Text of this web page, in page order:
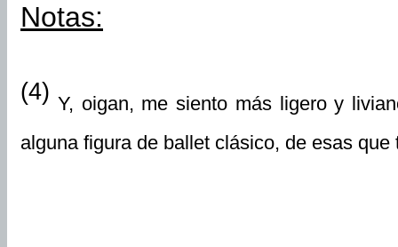
Notas:
(4) Y, oigan, me siento más ligero y
alguna figura de ballet clásico, de esas